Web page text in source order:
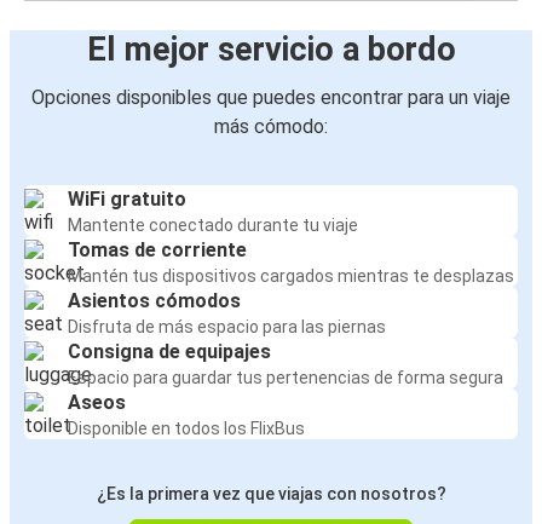
El mejor servicio a bordo
Opciones disponibles que puedes encontrar para un viaje
más cómodo:
WiFi gratuito
Mantente conectado durante tu viaje
Tomas de corriente
Mantén tus dispositivos cargados mientras te desplazas
Asientos cómodos
Disfruta de más espacio para las piernas
Consigna de equipajes
Espacio para guardar tus pertenencias de forma segura
Aseos
Disponible en todos los FlixBus
¿Es la primera vez que viajas con nosotros?